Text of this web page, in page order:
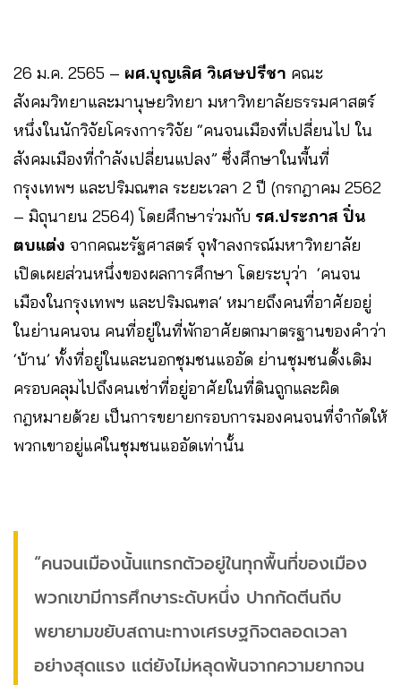
26 ม.ค. 2565 – ผศ.บุญเลิศ วิเศษปรีชา คณะ
สังคมวิทยาและมานุษยวิทยา มหาวิทยาลัยธรรมศาสตร์
หนึ่งในนักวิจัยโครงการวิจัย “คนจนเมืองที่เปลี่ยนไป ใน
สังคมเมืองที่กำลังเปลี่ยนแปลง” ซึ่งศึกษาในพื้นที่
กรุงเทพฯ และปริมณฑล ระยะเวลา 2 ปี (กรกฎาคม 2562
– มิถุนายน 2564) โดยศึกษาร่วมกับ รศ.ประภาส ปิ่น
ตบแต่ง จากคณะรัฐศาสตร์ จุฬาลงกรณ์มหาวิทยาลัย
เปิดเผยส่วนหนึ่งของผลการศึกษา โดยระบุว่า ‘คนจน
เมืองในกรุงเทพฯ และปริมณฑล’ หมายถึงคนที่อาศัยอยู่
ในย่านคนจน คนที่อยู่ในที่พักอาศัยตกมาตรฐานของคำว่า
‘บ้าน’ ทั้งที่อยู่ในและนอกชุมชนแออัด ย่านชุมชนดั้งเดิม
ครอบคลุมไปถึงคนเช่าที่อยู่อาศัยในที่ดินถูกและผิด
กฎหมายด้วย เป็นการขยายกรอบการมองคนจนที่จำกัดให้
พวกเขาอยู่แค่ในชุมชนแออัดเท่านั้น
“คนจนเมืองนั้นแทรกตัวอยู่ในทุกพื้นที่ของเมือง
พวกเขามีการศึกษาระดับหนึ่ง ปากกัดตีนถีบ
พยายามขยับสถานะทางเศรษฐกิจตลอดเวลา
อย่างสุดแรง แต่ยังไม่หลุดพ้นจากความยากจน